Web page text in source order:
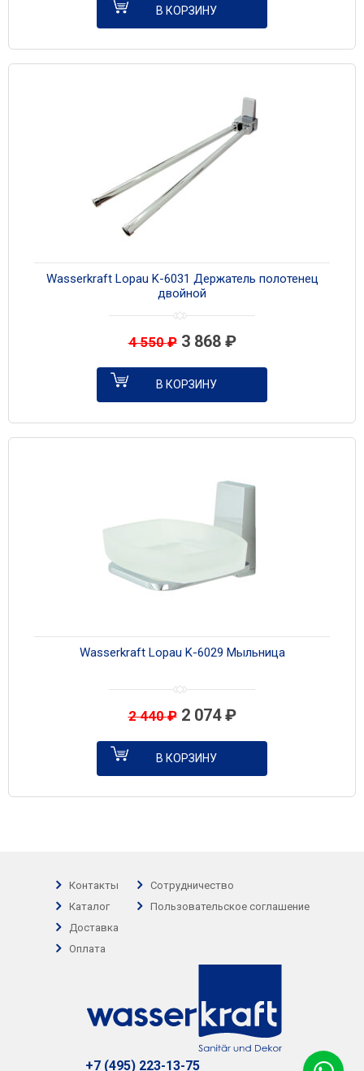
В КОРЗИНУ
Wasserkraft Lopau K-6031 Держатель полотенец
двойной
4 550₽ 3 868 ₽
В КОРЗИНУ
Wasserkraft Lopau K-6029 Мыльница
2 440₽ 2 074₽
В КОРЗИНУ
Контакты
Каталог
Доставка
Оплата
Сотрудничество
Пользовательское соглашение
+7 (495) 223-13-75